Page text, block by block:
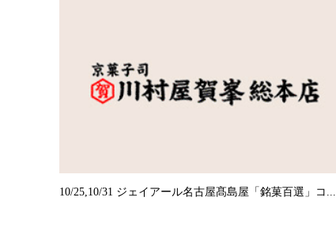
10/25,10/31 ジェイアール名古屋髙島屋「銘菓百選」コ...